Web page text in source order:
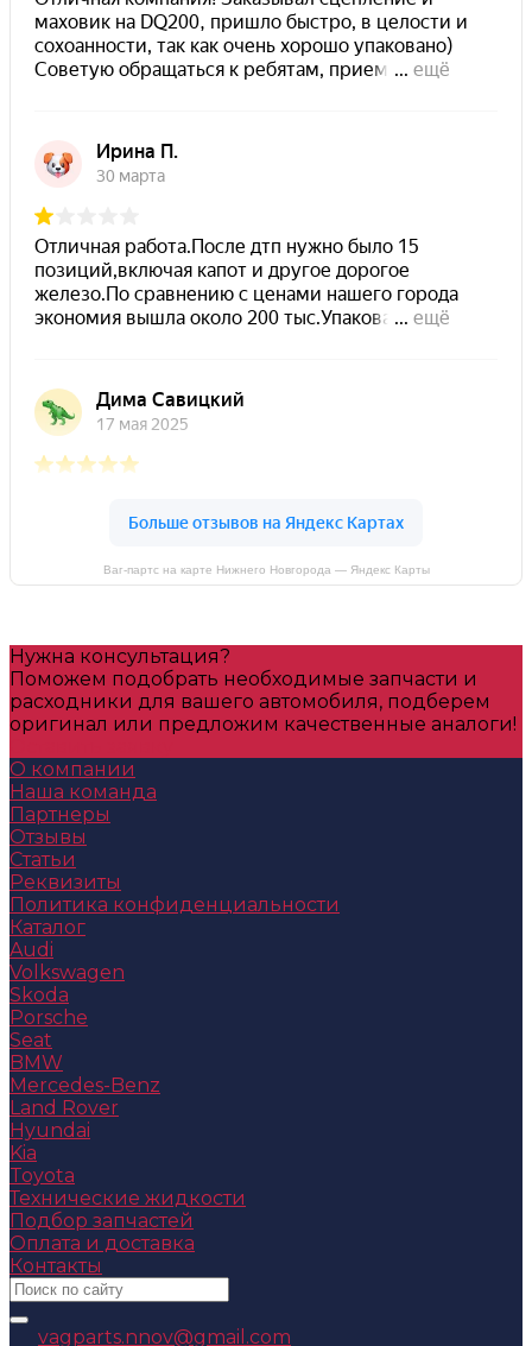
Ваг-партс на карте Нижнего Новгорода — Яндекс Карты
Нужна консультация?
Поможем подобрать необходимые запчасти и
расходники для вашего автомобиля, подберем
оригинал или предложим качественные аналоги!
О компании
Наша команда
Партнеры
Отзывы
Статьи
Реквизиты
Политика конфиденциальности
Каталог
Audi
Volkswagen
Skoda
Porsche
Seat
BMW
Mercedes-Benz
Land Rover
Hyundai
Kia
Toyota
Технические жидкости
Подбор запчастей
Оплата и доставка
Контакты
vagparts.nnov@gmail.com